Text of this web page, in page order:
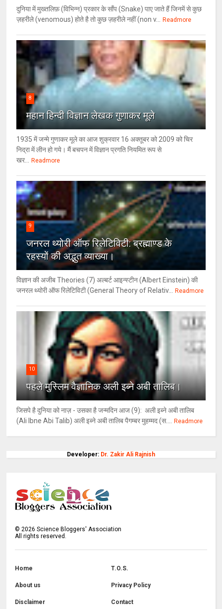
दुनिया में मुख्तलिफ़ (विभिन्न) प्रकार के साँप (Snake) पाए जाते हैं जिनमें से कुछ
ज़हरीले (venomous) होते है तो कुछ ज़हरीले नहीं (non v...
Readmore
8
महान हिन्दी विज्ञान लेखक गुणाकर मूले
1935 में जन्मे गुणाकर मूले का आज शुक्रवार 16 अक्तूबर को 2009 को चिर
निद्रा में लीन हो गये। मैं बचपन में विज्ञान प्रगति नियमित रूप से
खर...
Readmore
9
जनरल थ्‍योरी ऑफ रिलेटिविटी: ब्रह्माण्‍ड के
रहस्‍यों की अद्भुत व्‍याख्‍या।
विज्ञान की अजीब Theories (7) अल्‍बर्ट आइन्स्टीन (Albert Einstein) की
जनरल थ्योरी ऑफ रिलेटिविटी (General Theory of Relativ...
Readmore
10
पहले मुस्लिम वैज्ञानिक अली इब्ने अबी तालिब।
जिसपे है दुनिया को नाज़ - उसका है जन्मदिन आज (9): अली इब्ने अबी तालिब
(Ali Ibne Abi Talib) अली इब्ने अबी तालिब पैगम्बर मुहम्मद (स....
Readmore
Developer: Dr. Zakir Ali Rajnish
©2026 Science Bloggers' Association
All rights reserved.
Home T.O.S.
About us Privacy Policy
Disclaimer Contact